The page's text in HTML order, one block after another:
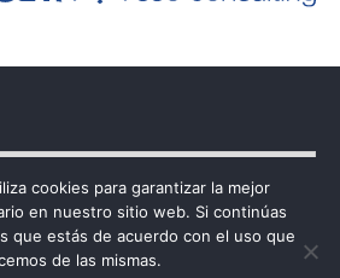
cookies para garantizar la mejor
en nuestro sitio web. Si continúas
que estás de acuerdo con el uso que
de las mismas.